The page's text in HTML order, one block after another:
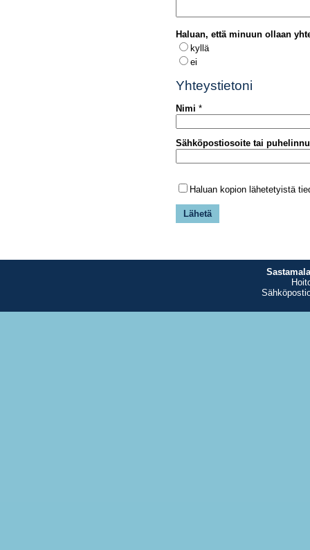
Haluan, että minuun ollaan
kyllä
ei
Yhteystietoni
Nimi *
Sähköpostiosoite tai
Haluan kopion lähetetyistä